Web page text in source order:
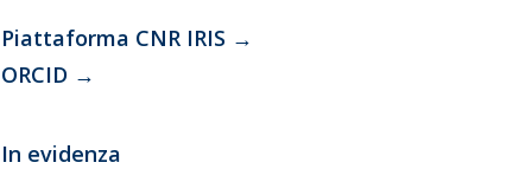
Piattaforma CNR IRIS →
ORCID →
In evidenza